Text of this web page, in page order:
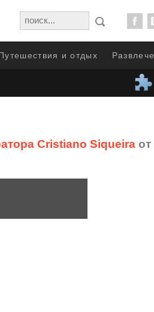
и отдых
Cristiano Siqueira от